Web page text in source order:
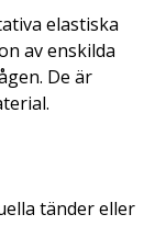
elastiska
av enskilda
De är
tänder eller